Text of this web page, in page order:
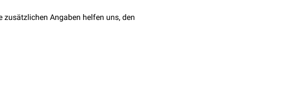
Angaben helfen uns, den